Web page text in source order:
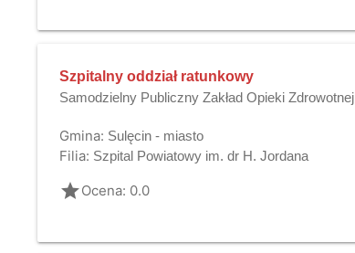
Szpitalny oddział ratunkowy
Samodzielny Publiczny Zakład Opieki Zdrowotnej
Gmina: Sulęcin - miasto
Filia: Szpital Powiatowy im. dr H. Jordana
gradeOcena: 0.0